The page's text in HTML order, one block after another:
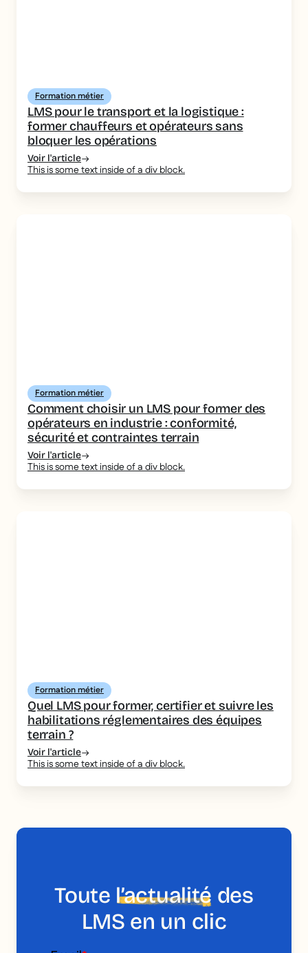
Formation métier
LMS pour le transport et la logistique :
former chauffeurs et opérateurs sans
bloquer les opérations
Voir l'article
This is some text inside of a div block.
Formation métier
Comment choisir un LMS pour former des
opérateurs en industrie : conformité,
sécurité et contraintes terrain
Voir l'article
This is some text inside of a div block.
Formation métier
Quel LMS pour former, certifier et suivre les
habilitations réglementaires des équipes
terrain ?
Voir l'article
This is some text inside of a div block.
Toute l’actualité des
LMS en un clic